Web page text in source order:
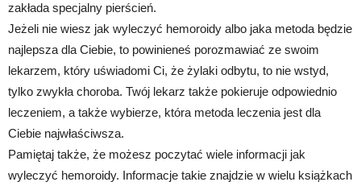
zakłada specjalny pierścień.
Jeżeli nie wiesz jak wyleczyć hemoroidy albo jaka metoda będzie
najlepsza dla Ciebie, to powinieneś porozmawiać ze swoim
lekarzem, który uświadomi Ci, że żylaki odbytu, to nie wstyd,
tylko zwykła choroba. Twój lekarz także pokieruje odpowiednio
leczeniem, a także wybierze, która metoda leczenia jest dla
Ciebie najwłaściwsza.
Pamiętaj także, że możesz poczytać wiele informacji jak
wyleczyć hemoroidy. Informacje takie znajdzie w wielu książkach